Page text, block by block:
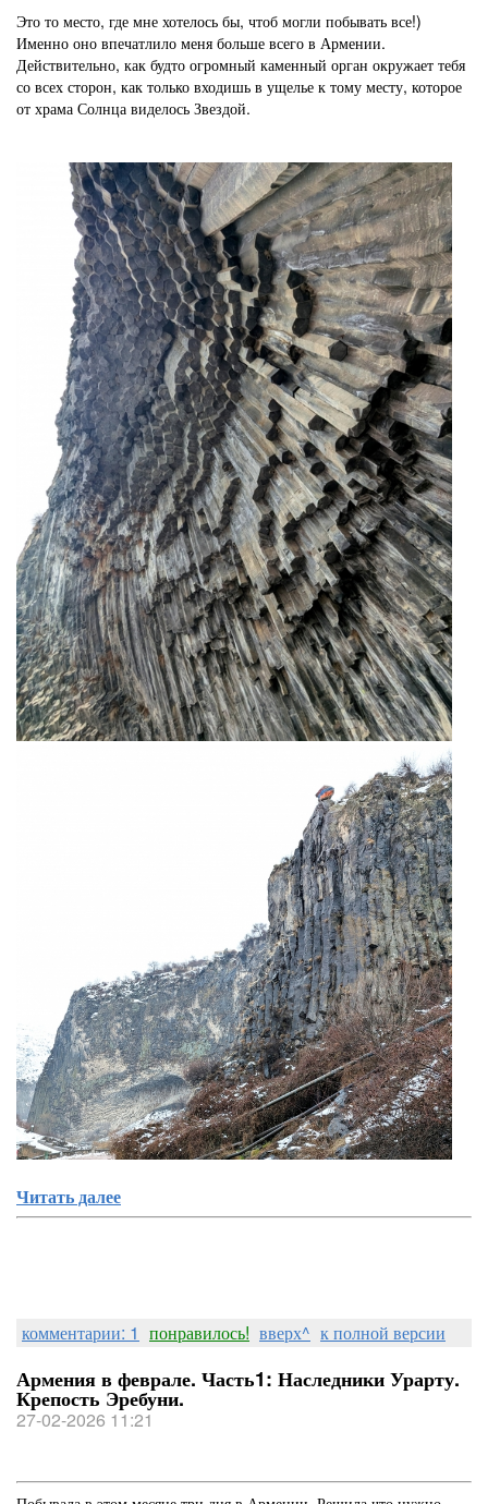
Это то место, где мне хотелось бы, чтоб могли побывать все!)
Именно оно впечатлило меня больше всего в Армении.
Действительно, как будто огромный каменный орган окружает тебя
со всех сторон, как только входишь в ущелье к тому месту, которое
от храма Солнца виделось Звездой.
Читать далее
комментарии: 1 понравилось! вверх^ к полной версии
Армения в феврале. Часть1: Наследники Урарту.
Крепость Эребуни.
27-02-2026 11:21